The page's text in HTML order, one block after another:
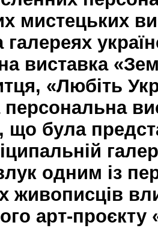
мистецьких
галереях
виставка
«Любіть
що була
одним із
живописців
арт-